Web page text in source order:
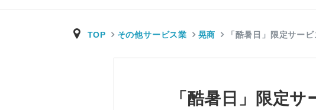
TOP その他サービス業 晃商 「酷暑日」限定サー
「酷暑日」限定